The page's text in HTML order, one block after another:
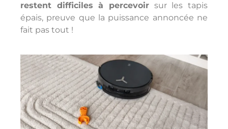
restent difficiles à percevoir sur les tapis
épais, preuve que la puissance annoncée ne
fait pas tout !